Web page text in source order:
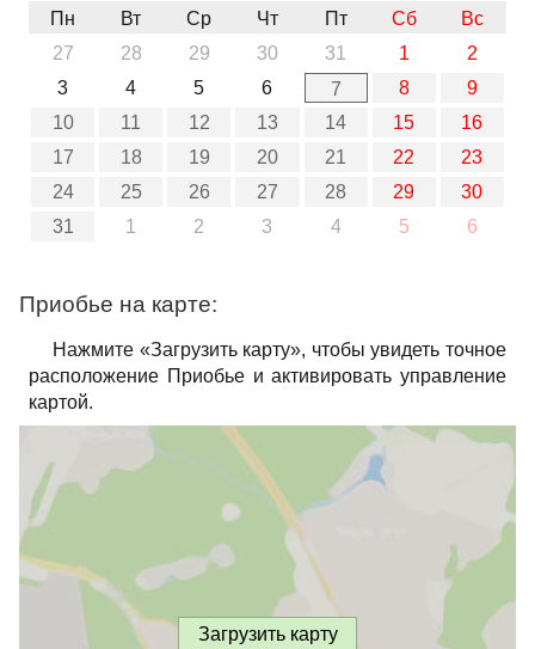
Пн
Вт Ср Чт Пт Сб
Вс
27
28 29 30 31 1
2
3
4 5 6 7 8
9
10
11 12 13 14 15
16
17
18 19 20 21 22
23
24
25 26 27 28 29
30
31
1 2 3 4 5 6
Приобье на карте:
Нажмите «Загрузить карту», чтобы увидеть точное
расположение Приобье и активировать управление
картой.
Загрузить карту